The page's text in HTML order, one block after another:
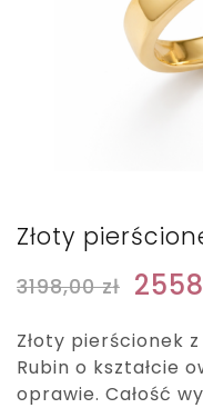
Złoty
3198,00zł
Złoty pierścionek
Rubin o kształcie
oprawie. Całość